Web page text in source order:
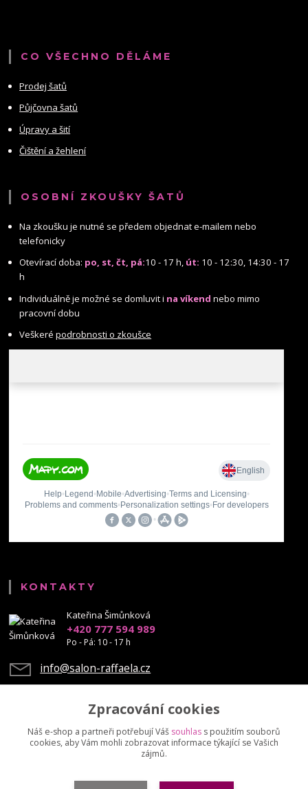
CO VŠECHNO DĚLÁME
Prodej šatů
Půjčovna šatů
Úpravy a šití
Čištění a žehlení
OSOBNÍ ZKOUŠKY ŠATŮ
Na zkoušku je nutné se předem objednat e-mailem nebo
telefonicky
Otevírací doba: po, st, čt, pá:10 - 17 h, út: 10 - 12:30, 14:30 - 17
h
Individuálně je možné se domluvit i na víkend nebo mimo
pracovní dobu
Veškerépodrobnosti o zkoušce
KONTAKTY
Kateřina Šimůnková
+420 777 594 989
Po - Pá: 10 - 17 h
info@salon-raffaela.cz
Upravit sběr cookies.
Zpracování cookies
Náš e-shop a partneři potřebují Váš souhlas s použitím souborů
cookies, aby Vám mohli zobrazovat informace týkající se Vašich
zájmů.